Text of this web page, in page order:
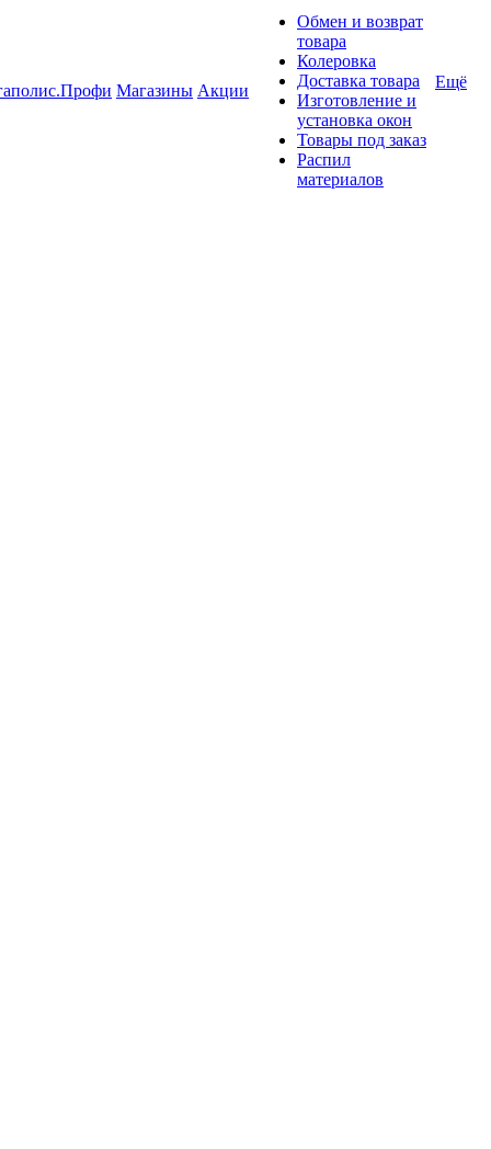
Магазины Акции
Обмен и возврат
товара
Колеровка
Доставка товара
Изготовление и
установка окон
Товары под заказ
Распил
материалов
Ещё